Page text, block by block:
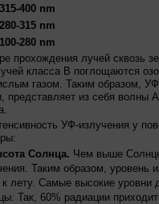
400 nm
315 nm
280 nm
прохождения лучей сквозь
класса B поглощаются
газом. Таким образом,
представляет из себя волны
УФ-излучения у
Солнца. Чем выше
Таким образом, уровень
лету. Самые высокие уровни
Так, 60% радиации